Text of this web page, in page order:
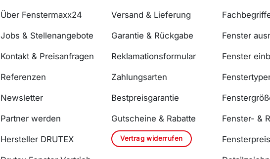
Über Fenstermaxx24
Jobs & Stellenangebote
Kontakt & Preisanfragen
Referenzen
Newsletter
Partner werden
Hersteller DRUTEX
Versand & Lieferung
Garantie & Rückgabe
Reklamationsformular
Zahlungsarten
Bestpreisgarantie
Gutscheine & Rabatte
Vertrag widerrufen
Fenster
Fenster
Fenster- &